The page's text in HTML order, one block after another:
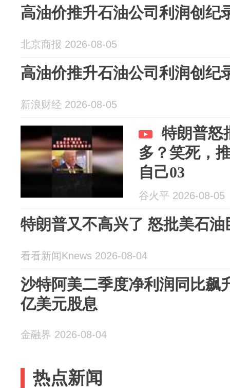
高油价推升石油公司利润创纪
北京商报 2026-08-05
高油价推升石油公司利润创纪
新浪财经 2026-08-05
特朗普怒
多？笑死，
自己03
谷火平 2026-08-05
特朗普又不高兴了 怒批美石油
看看新闻Knews 2026-08-04
沙特阿美二季度净利润同比飙
亿美元股息
金融界 2026-08-04
热点新闻